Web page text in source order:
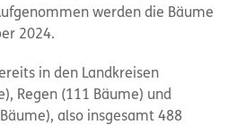
werden die Bäume
2024.
in den Landkreisen
Regen (111 Bäume) und
also insgesamt 488